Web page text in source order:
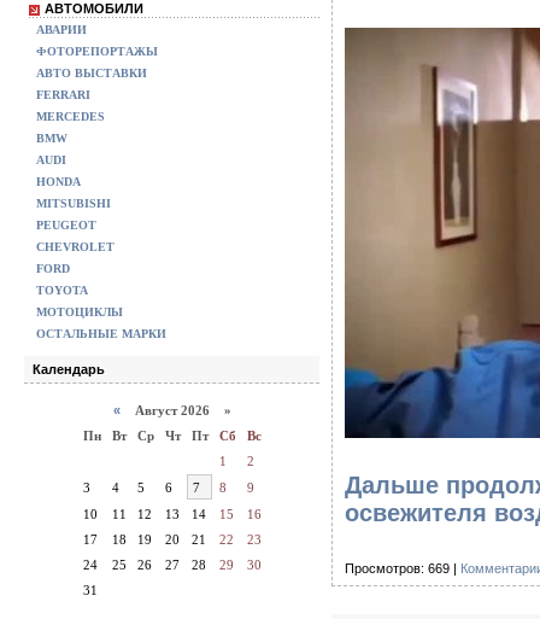
АВТОМОБИЛИ
АВАРИИ
ФОТОРЕПОРТАЖЫ
АВТО ВЫСТАВКИ
FERRARI
MERCEDES
BMW
AUDI
HONDA
MITSUBISHI
PEUGEOT
CHEVROLET
FORD
TOYOTA
МОТОЦИКЛЫ
ОСТАЛЬНЫЕ МАРКИ
Календарь
« Август 2026 »
Пн
Вт Ср Чт Пт Сб
Вс
1
2
3
4 5 6 7 8
9
10
11 12 13 14 15
16
17
18 19 20 21 22
23
24
25 26 27 28 29
30
31
Дальше
освежителя
Просмотров: 669 |